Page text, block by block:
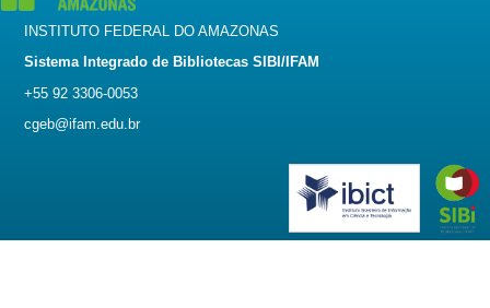
INSTITUTO FEDERAL DO AMAZONAS
Sistema Integrado de Bibliotecas SIBI/IFAM
+55 92 3306-0053
cgeb@ifam.edu.br